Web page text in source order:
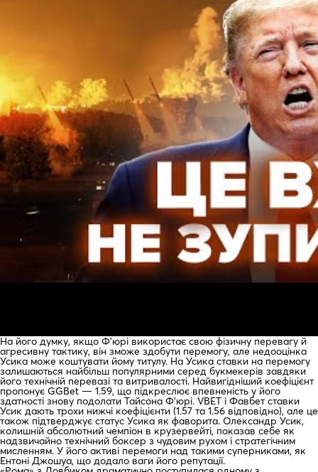
На його думку, якщо Ф’юрі використає свою фізичну перевагу й
агресивну тактику, він зможе здобути перемогу, але недооцінка
Усика може коштувати йому титулу. На Усика ставки на перемогу
залишаються найбільш популярними серед букмекерів завдяки
його технічній перевазі та витривалості. Найвигідніший коефіцієнт
пропонує GGBet — 1.59, що підкреслює впевненість у його
здатності знову подолати Тайсона Ф’юрі. VBET і Фавбет ставки
Усик дають трохи нижчі коефіцієнти (1.57 та 1.56 відповідно), але це
також підтверджує статус Усика як фаворита. Олександр Усик,
колишній абсолютний чемпіон в крузервейті, показав себе як
надзвичайно технічний боксер з чудовим рухом і стратегічним
мисленням. У його активі перемоги над такими суперниками, як
Ентоні Джошуа, що додало ваги його репутації.